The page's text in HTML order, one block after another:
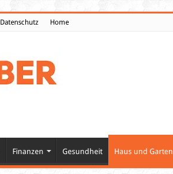
Datenschutz Home
Finanzen Gesundheit Haus und Garten